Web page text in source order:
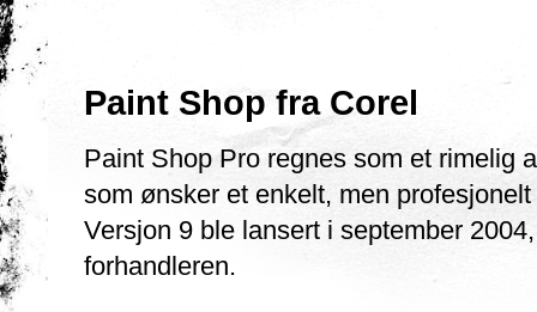
Paint Shop fra Corel
Paint Shop Pro regnes som et rimelig
som ønsker et enkelt, men
Versjon 9 ble lansert i september
forhandleren.